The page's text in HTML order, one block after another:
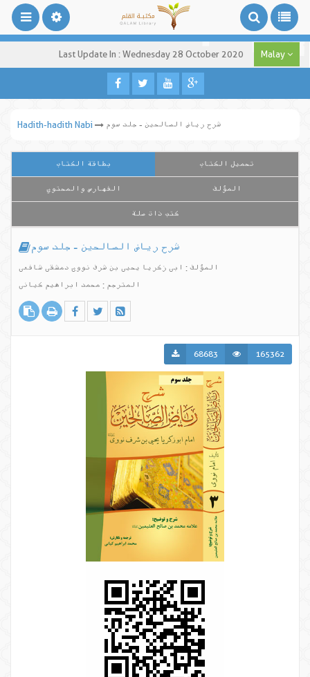
Last Update In : Wednesday 28 October 2020 Malay
Hadith-hadith Nabi شرح ریاض الصالحین - جلد سوم
بطاقة الكتاب تحميل الكتاب
الفهارس والمحتوي المؤلف
كتب ذات صلة
شرح ریاض الصالحین - جلد سوم
المؤلف : ابی زکریا یحیی بن شرف نووی دمشقی شافعی
المترجم : محمد ابراهیم کیانی
68683 165362